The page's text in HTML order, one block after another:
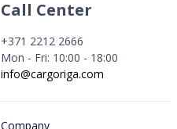
Call Center
+371 2212 2666
Mon - Fri: 10:00 - 18:00
info@cargoriga.com
Company